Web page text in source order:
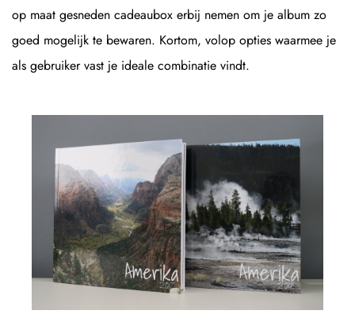
op maat gesneden cadeaubox erbij nemen om je album zo
goed mogelijk te bewaren. Kortom, volop opties waarmee je
als gebruiker vast je ideale combinatie vindt.